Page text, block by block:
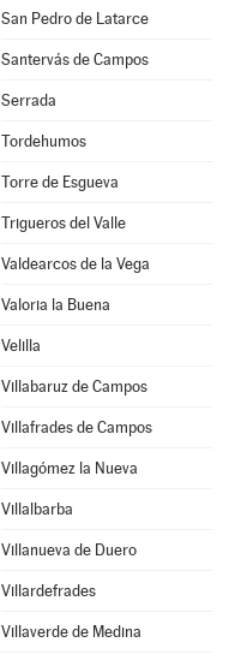
San Pedro de Latarce
Santervás de Campos
Serrada
Tordehumos
Torre de Esgueva
Trigueros del Valle
Valdearcos de la Vega
Valoria la Buena
Velilla
Villabaruz de Campos
Villafrades de Campos
Villagómez la Nueva
Villalbarba
Villanueva de Duero
Villardefrades
Villaverde de Medina